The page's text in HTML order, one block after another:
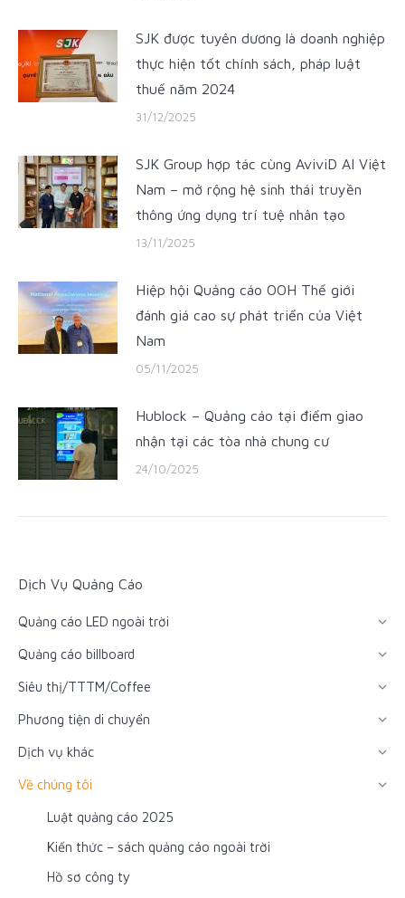
SJK được tuyên dương là doanh nghiệp
thực hiện tốt chính sách, pháp luật
thuế năm 2024
31/12/2025
SJK Group hợp tác cùng AviviD AI Việt
Nam – mở rộng hệ sinh thái truyền
thông ứng dụng trí tuệ nhân tạo
13/11/2025
Hiệp hội Quảng cáo OOH Thế giới
đánh giá cao sự phát triển của Việt
Nam
05/11/2025
Hublock – Quảng cáo tại điểm giao
nhận tại các tòa nhà chung cư
24/10/2025
Dịch Vụ Quảng Cáo
Quảng cáo LED ngoài trời
Quảng cáo billboard
Siêu thị/TTTM/Coffee
Phương tiện di chuyển
Dịch vụ khác
Về chúng tôi
Luật quảng cáo 2025
Kiến thức – sách quảng cáo ngoài trời
Hồ sơ công ty